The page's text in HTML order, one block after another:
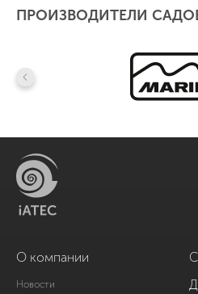
ПРОИЗВОДИТЕЛИ
О компании
Новости